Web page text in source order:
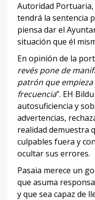
Autoridad Portuaria,
tendrá la sentencia
piensa dar el
situación que él
En opinión de la
revés pone de
patrón que
frecuencia”. EH
autosuficiencia y
advertencias,
realidad demuestra
culpables fuera y
ocultar sus errores.
Pasaia merece un
que asuma
y que sea capaz de